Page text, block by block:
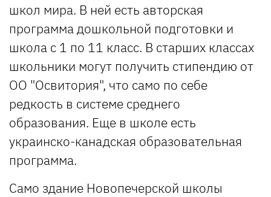
школ мира. В ней есть авторская
программа дошкольной подготовки и
школа с 1 по 11 класс. В старших классах
школьники могут получить стипендию от
ОО "Освитория", что само по себе
редкость в системе среднего
образования. Еще в школе есть
украинско-канадская образовательная
программа.
Само здание Новопечерской школы